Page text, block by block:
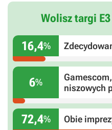
Wolisz targi
16,4%
6%
niszowych
72,4% Obie